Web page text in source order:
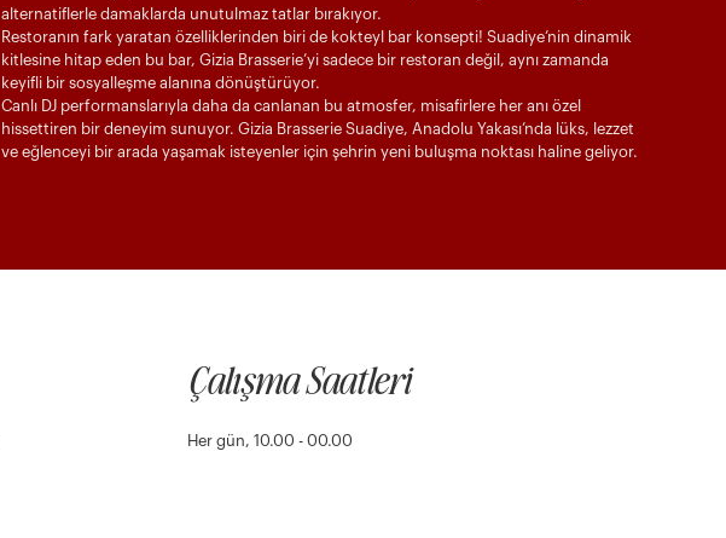
alternatiflerle damaklarda unutulmaz tatlar bırakıyor.
Restoranın fark yaratan özelliklerinden biri de kokteyl bar konsepti! Suadiye’nin dinamik
kitlesine hitap eden bu bar, Gizia Brasserie’yi sadece bir restoran değil, aynı zamanda
keyifli bir sosyalleşme alanına dönüştürüyor.
Canlı DJ performanslarıyla daha da canlanan bu atmosfer, misafirlere her anı özel
hissettiren bir deneyim sunuyor. Gizia Brasserie Suadiye, Anadolu Yakası’nda lüks, lezzet
ve eğlenceyi bir arada yaşamak isteyenler için şehrin yeni buluşma noktası haline geliyor.
Çalışma Saatleri
Her gün, 10.00 - 00.00